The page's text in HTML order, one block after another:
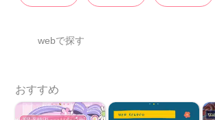
webで探す
おすすめ